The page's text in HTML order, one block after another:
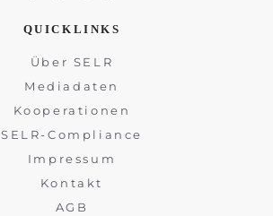
QUICKLINKS
Über SELR
Mediadaten
Kooperationen
SELR-Compliance
Impressum
Kontakt
AGB